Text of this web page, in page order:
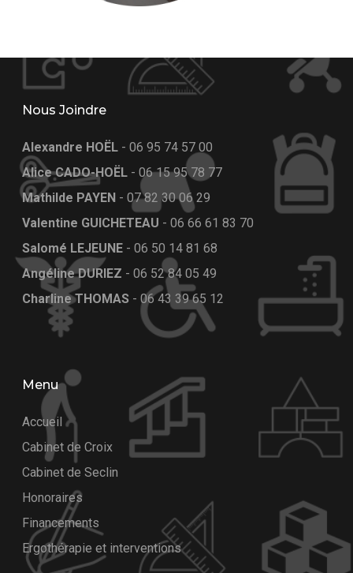
Nous Joindre
Alexandre HOËL - 06 95 74 57 00
Alice CADO-HOËL - 06 15 95 78 77
Mathilde PAYEN - 07 82 30 06 29
Valentine GUICHETEAU - 06 66 61 83 70
Salomé LEJEUNE - 06 50 14 81 68
Angéline DURIEZ - 06 52 84 05 49
Charline THOMAS - 06 43 39 65 12
Menu
Accueil
Cabinet de Croix
Cabinet de Seclin
Honoraires
Financements
Ergothérapie et interventions